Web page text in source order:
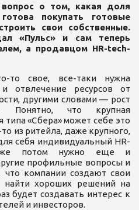
о том, какая доля
покупать готовые
свои собственные.
«Пульс» и сам теперь
а продавцом HR-tech-
то свое, все-таки нужна
отвлечение ресурсов от
другими словами — рост
Понятно, что крупная
типа «Сбера» может себе это
из ритейла, даже крупного,
себя индивидуальный HR-
потом нужно еще и
профильные вопросы и
компании создают свои
найти хороших решений на
будет создавать интерес к
и инвесторов.